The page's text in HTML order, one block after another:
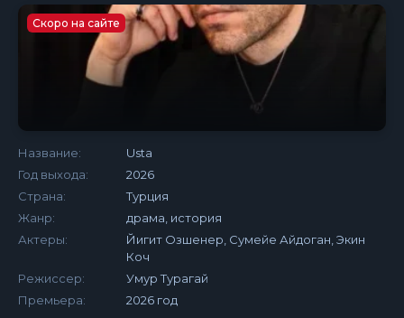
Скоро на сайте
Название:
Usta
Год выхода:
2026
Страна:
Турция
Жанр:
драма, история
Актеры:
Йигит Озшенер, Сумейе Айдоган, Экин
Коч
Режиссер:
Умур Турагай
Премьера:
2026 год